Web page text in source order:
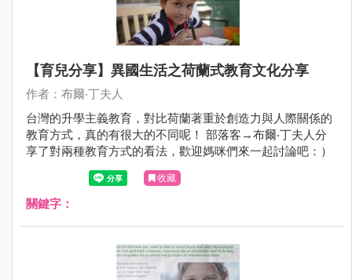
【育兒分享】異國生活之荷蘭式教育文化分享
作者：布爾‧丁夫人
台灣的升學主義教育，對比荷蘭著重於創造力與人際關係的
教育方式，真的有很大的不同呢！ 部落客→布爾‧丁夫人分
享了對兩種教育方式的看法，歡迎媽咪們來一起討論吧：）
收藏
關鍵字：